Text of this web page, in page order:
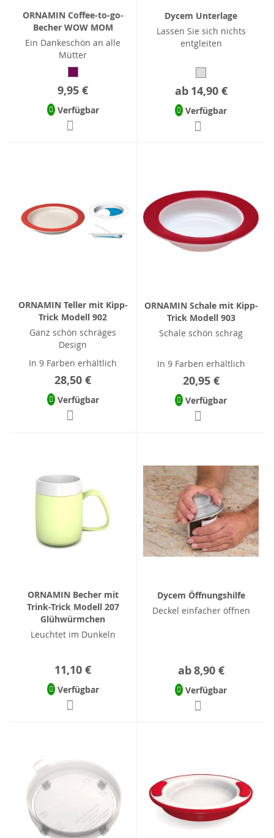
ORNAMIN Coffee-to-go-
Becher WOW MOM
Ein Dankeschön an alle
Mütter
9,95 €
Verfügbar
Dycem Unterlage
Lassen Sie sich nichts
entgleiten
ab 14,90 €
Verfügbar
ORNAMIN Teller mit Kipp-
Trick Modell 902
Ganz schön schräges
Design
In 9 Farben erhältlich
28,50 €
Verfügbar
ORNAMIN Schale mit Kipp-
Trick Modell 903
Schale schön schräg
In 9 Farben erhältlich
20,95 €
Verfügbar
ORNAMIN Becher mit
Trink-Trick Modell 207
Glühwürmchen
Leuchtet im Dunkeln
11,10 €
Verfügbar
Dycem Öffnungshilfe
Deckel einfacher öffnen
ab8,90 €
Verfügbar